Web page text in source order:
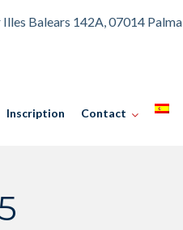
Balears 142A, 07014 Palma
Inscription Contact